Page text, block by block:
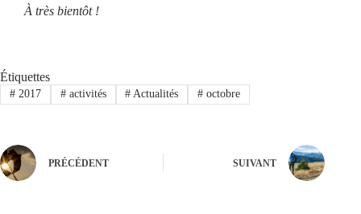
À très bientôt !
Étiquettes
#2017 #activités # Actualités # octobre
PRÉCÉDENT SUIVANT